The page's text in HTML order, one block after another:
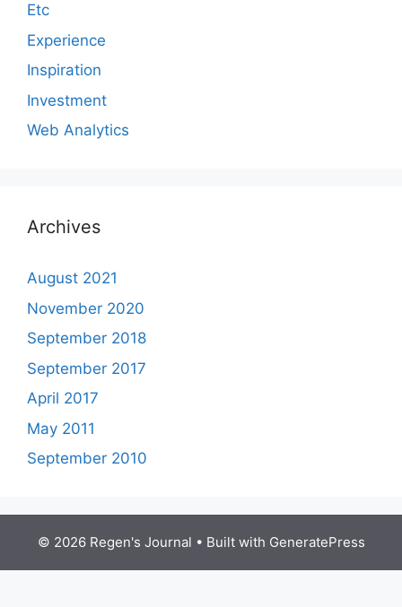
Etc
Experience
Inspiration
Investment
Web Analytics
Archives
August 2021
November 2020
September 2018
September 2017
April 2017
May 2011
September 2010
© 2026 Regen's Journal • Built with GeneratePress